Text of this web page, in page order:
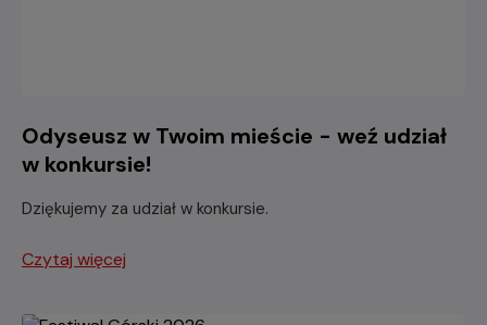
Odyseusz w Twoim mieście - weź udział
w konkursie!
Dziękujemy za udział w konkursie.
Czytaj więcej